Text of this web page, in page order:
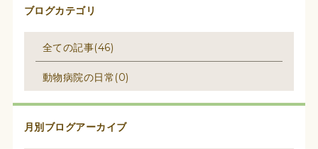
ブログカテゴリ
全ての記事(46)
動物病院の日常(0)
月別ブログアーカイブ